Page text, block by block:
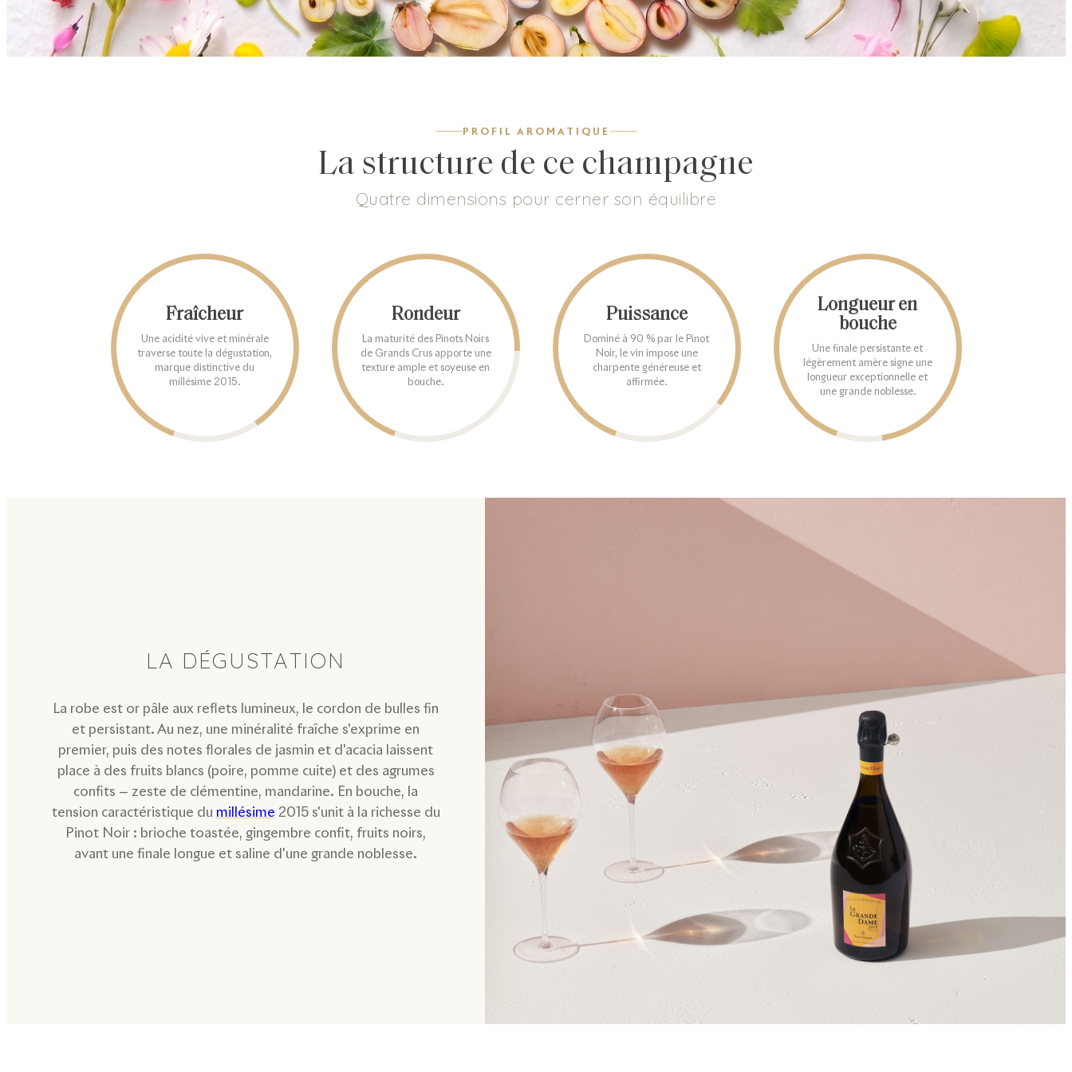
PROFIL AROMATIQUE
La structure de ce champagne
Quatre dimensions pour cerner son équilibre
Fraîcheur
Une acidité vive et minérale
traverse toute la dégustation,
marque distinctive du
millésime 2015.
Rondeur
La maturité des Pinots Noirs
de Grands Crus apporte une
texture ample et soyeuse en
bouche.
Puissance
Dominé à 90 % par le Pinot
Noir, le vin impose une
charpente généreuse et
affirmée.
Longueur en
bouche
Une finale persistante et
légèrement amère signe une
longueur exceptionnelle et
une grande noblesse.
LA DÉGUSTATION
La robe est or pâle aux reflets lumineux, le cordon de bulles fin
et persistant. Au nez, une minéralité fraîche s'exprime en
premier, puis des notes florales de jasmin et d'acacia laissent
place à des fruits blancs (poire, pomme cuite) et des agrumes
confits — zeste de clémentine, mandarine. En bouche, la
tension caractéristique du millésime 2015 s'unit à la richesse du
Pinot Noir : brioche toastée, gingembre confit, fruits noirs,
avant une finale longue et saline d'une grande noblesse.